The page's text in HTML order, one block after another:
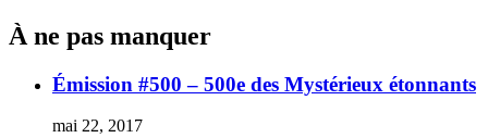
À ne pas manquer
Émission #500 – 500e des Mystérieux étonnants
mai 22, 2017